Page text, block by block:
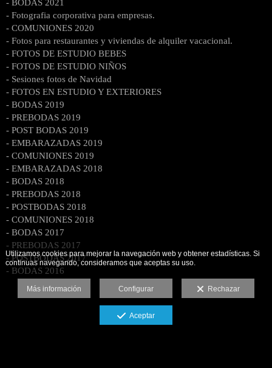
- BODAS 2021
- Fotografia corporativa para empresas.
- COMUNIONES 2020
- Fotos para restaurantes y viviendas de alquiler vacacional.
- FOTOS DE ESTUDIO BEBES
- FOTOS DE ESTUDIO NIÑOS
- Sesiones fotos de Navidad
- FOTOS EN ESTUDIO Y EXTERIORES
- BODAS 2019
- PREBODAS 2019
- POST BODAS 2019
- EMBARAZADAS 2019
- COMUNIONES 2019
- EMBARAZADAS 2018
- BODAS 2018
- PREBODAS 2018
- POSTBODAS 2018
- COMUNIONES 2018
- BODAS 2017
- PREBODAS 2017
- POSTBODAS 2017
- BODAS 2016
Utilizamos cookies para mejorar la navegación web y obtener estadísticas. Si
continuas navegando, consideramos que aceptas su uso.
Más información Configurar Rechazar
Aceptar